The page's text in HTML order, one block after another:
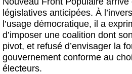
législatives anticipées. À
l’usage démocratique, il a
d’imposer une coalition dont
pivot, et refusé d’envisager la
gouvernement conforme au
électeurs.